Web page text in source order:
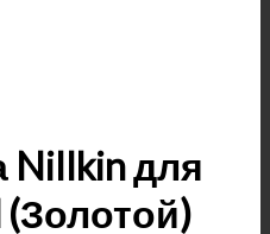
Nillkin для
(Золотой)